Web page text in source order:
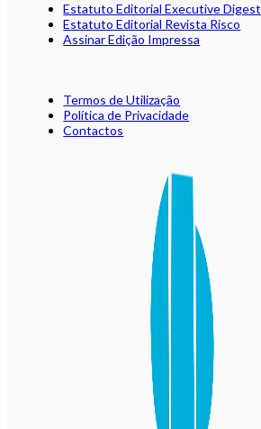
Estatuto Editorial Executive Digest
Estatuto Editorial Revista Risco
Assinar Edição Impressa
Termos de Utilização
Política de Privacidade
Contactos